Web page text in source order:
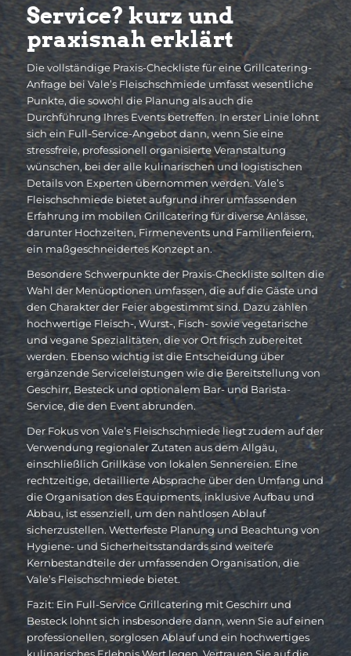
Service? kurz und
praxisnah erklärt
Die vollständige Praxis-Checkliste für eine Grillcatering-
Anfrage bei Vale’s Fleischschmiede umfasst wesentliche
Punkte, die sowohl die Planung als auch die
Durchführung Ihres Events betreffen. In erster Linie lohnt
sich ein Full-Service-Angebot dann, wenn Sie eine
stressfreie, professionell organisierte Veranstaltung
wünschen, bei der alle kulinarischen und logistischen
Details von Experten übernommen werden. Vale’s
Fleischschmiede bietet aufgrund ihrer umfassenden
Erfahrung im mobilen Grillcatering für diverse Anlässe,
darunter Hochzeiten, Firmenevents und Familienfeiern,
ein maßgeschneidertes Konzept an.
Besondere Schwerpunkte der Praxis-Checkliste sollten die
Wahl der Menüoptionen umfassen, die auf die Gäste und
den Charakter der Feier abgestimmt sind. Dazu zählen
hochwertige Fleisch-, Wurst-, Fisch- sowie vegetarische
und vegane Spezialitäten, die vor Ort frisch zubereitet
werden. Ebenso wichtig ist die Entscheidung über
ergänzende Serviceleistungen wie die Bereitstellung von
Geschirr, Besteck und optionalem Bar- und Barista-
Service, die den Event abrunden.
Der Fokus von Vale’s Fleischschmiede liegt zudem auf der
Verwendung regionaler Zutaten aus dem Allgäu,
einschließlich Grillkäse von lokalen Sennereien. Eine
rechtzeitige, detaillierte Absprache über den Umfang und
die Organisation des Equipments, inklusive Aufbau und
Abbau, ist essenziell, um den nahtlosen Ablauf
sicherzustellen. Wetterfeste Planung und Beachtung von
Hygiene- und Sicherheitsstandards sind weitere
Kernbestandteile der umfassenden Organisation, die
Vale’s Fleischschmiede bietet.
Fazit: Ein Full-Service Grillcatering mit Geschirr und
Besteck lohnt sich insbesondere dann, wenn Sie auf einen
professionellen, sorglosen Ablauf und ein hochwertiges
kulinarisches Erlebnis Wert legen. Vertrauen Sie auf die